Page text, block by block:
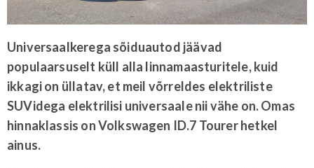
Universaalkerega sõiduautod jäävad
populaarsuselt küll alla linnamaasturitele, kuid
ikkagi on üllatav, et meil võrreldes elektriliste
SUVidega elektrilisi universaale nii vähe on. Omas
hinnaklassis on Volkswagen ID.7 Tourer hetkel
ainus.